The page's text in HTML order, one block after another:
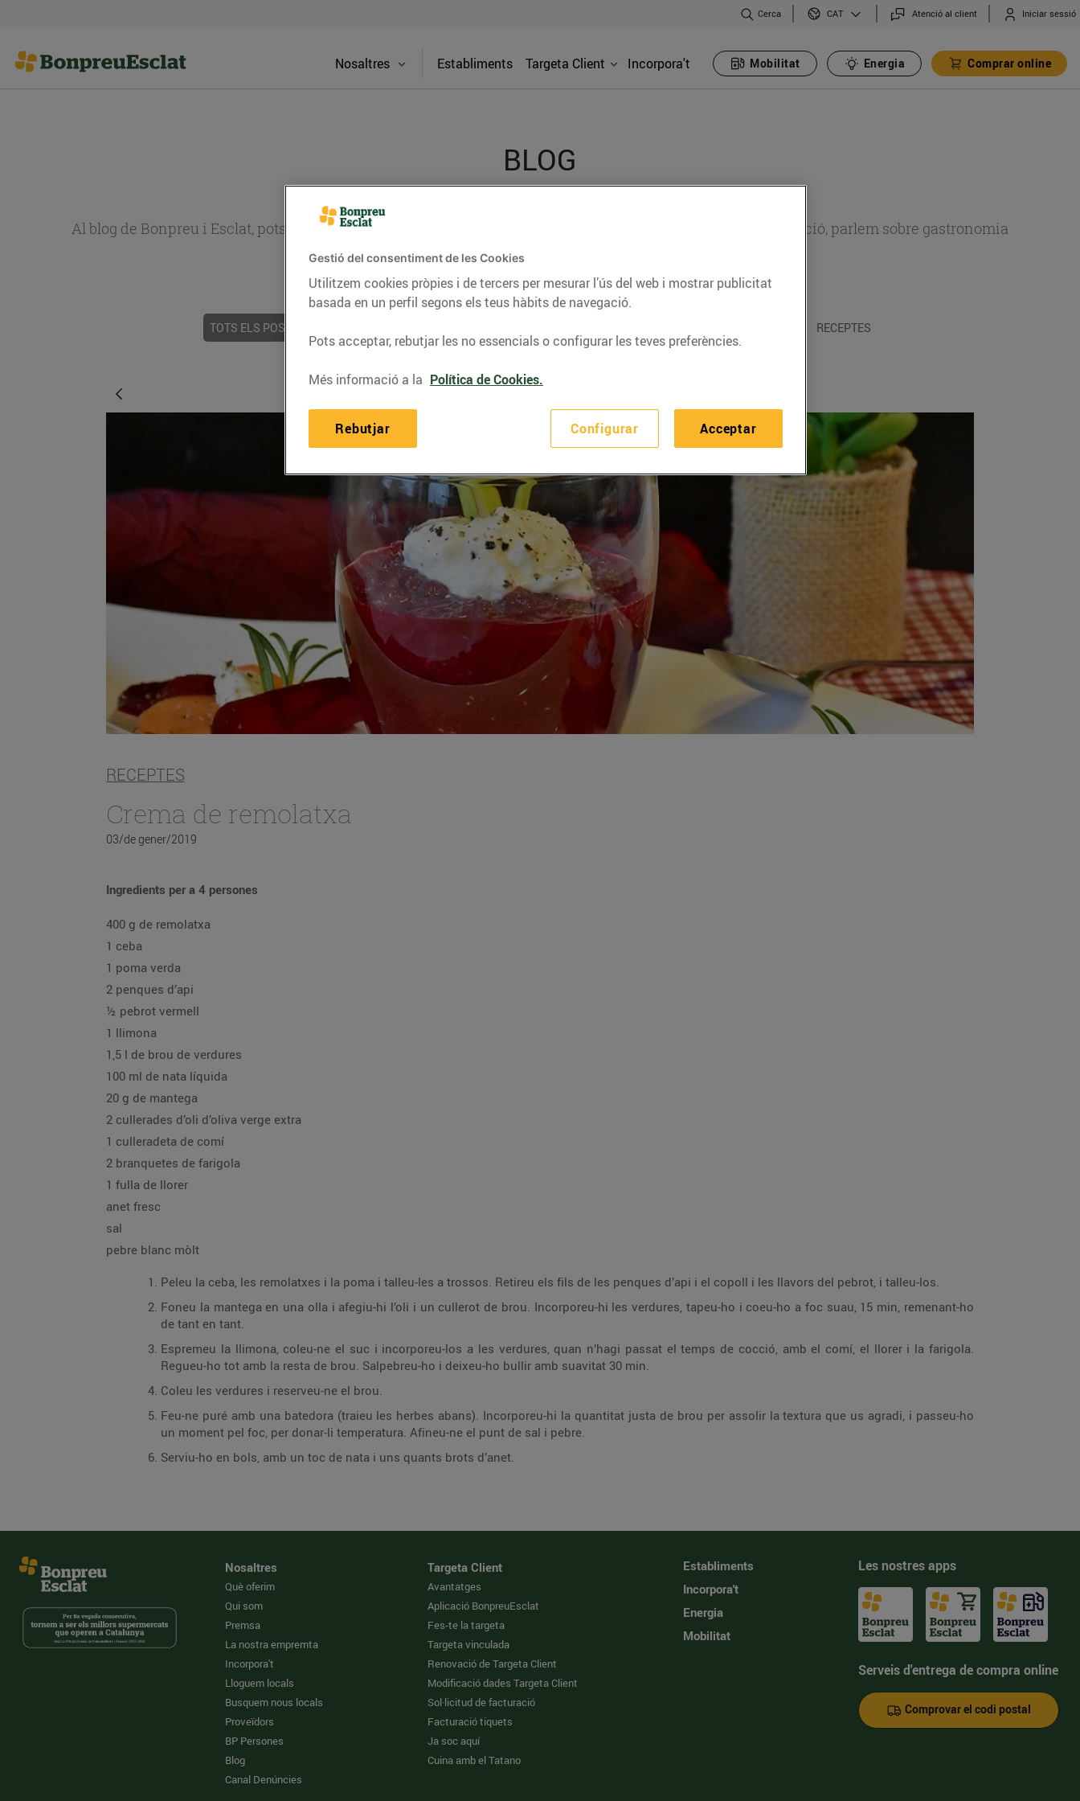
Cerca CAT Atenció al client Iniciar sessió
Nosaltres Establiments Targeta Client Incorpora't Mobilitat Energia Comprar online
BLOG
Al blog de Bonpreu i Esclat, pots trobar receptes, consells nutricionals, informació d’actualitat sobre alimentació, parlem sobre gastronomia
del nostre territori i molts altres temes.
TOTS ELS POSTS RECEPTES
RECEPTES
Crema de remolatxa
03/de gener/2019
Ingredients per a 4 persones
400 g de remolatxa
1 ceba
1 poma verda
2 penques d’api
½ pebrot vermell
1 llimona
1,5 l de brou de verdures
100 ml de nata líquida
20 g de mantega
2 cullerades d’oli d’oliva verge extra
1 culleradeta de comí
2 branquetes de farigola
1 fulla de llorer
anet fresc
sal
pebre blanc mòlt
Peleu la ceba, les remolatxes i la poma i talleu-les a trossos. Retireu els fils de les penques d’api i el copoll i les llavors del pebrot, i talleu-los.
Foneu la mantega en una olla i afegiu-hi l’oli i un cullerot de brou. Incorporeu-hi les verdures, tapeu-ho i coeu-ho a foc suau, 15 min, remenant-ho
de tant en tant.
Espremeu la llimona, coleu-ne el suc i incorporeu-los a les verdures, quan n’hagi passat el temps de cocció, amb el comí, el llorer i la farigola.
Regueu-ho tot amb la resta de brou. Salpebreu-ho i deixeu-ho bullir amb suavitat 30 min.
Coleu les verdures i reserveu-ne el brou.
Feu-ne puré amb una batedora (traieu les herbes abans). Incorporeu-hi la quantitat justa de brou per assolir la textura que us agradi, i passeu-ho
un moment pel foc, per donar-li temperatura. Afineu-ne el punt de sal i pebre.
Serviu-ho en bols, amb un toc de nata i uns quants brots d’anet.
Nosaltres
Què oferim
Qui som
Premsa
La nostra empremta
Incorpora't
Lloguem locals
Busquem nous locals
Proveïdors
BP Persones
Blog
Canal Denúncies
Targeta Client
Avantatges
Aplicació BonpreuEsclat
Fes-te la targeta
Targeta vinculada
Renovació de Targeta Client
Modificació dades Targeta Client
Sol·licitud de facturació
Facturació tiquets
Ja soc aquí
Cuina amb el Tatano
Establiments
Incorpora't
Energia
Mobilitat
Les nostres apps
Serveis d'entrega de compra online
Comprovar el codi postal
Gestió del consentiment de les Cookies
Utilitzem cookies pròpies i de tercers per mesurar l’ús del web i mostrar publicitat
basada en un perfil segons els teus hàbits de navegació.
Pots acceptar, rebutjar les no essencials o configurar les teves preferències.
Més informació a la Política de Cookies.
Configurar
Rebutjar Acceptar